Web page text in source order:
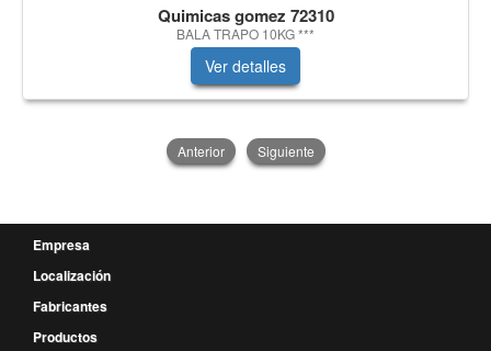
Quimicas gomez 72310
BALA TRAPO 10KG ***
Ver detalles
Anterior Siguiente
Empresa
Localización
Fabricantes
Productos